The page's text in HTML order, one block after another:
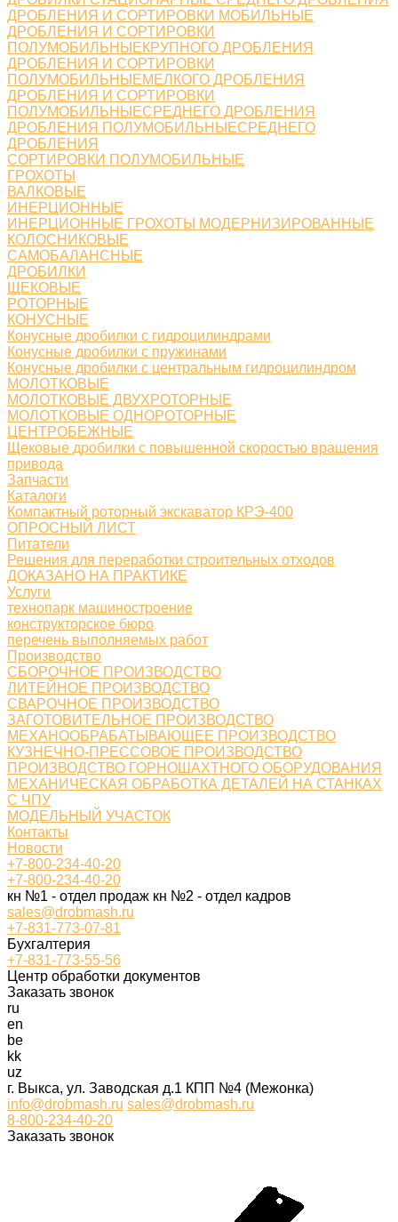
ДРОБЛЕНИЯ И СОРТИРОВКИ МОБИЛЬНЫЕ
ДРОБЛЕНИЯ И СОРТИРОВКИ
ПОЛУМОБИЛЬНЫЕКРУПНОГО ДРОБЛЕНИЯ
ДРОБЛЕНИЯ И СОРТИРОВКИ
ПОЛУМОБИЛЬНЫЕМЕЛКОГО ДРОБЛЕНИЯ
ДРОБЛЕНИЯ И СОРТИРОВКИ
ПОЛУМОБИЛЬНЫЕСРЕДНЕГО ДРОБЛЕНИЯ
ДРОБЛЕНИЯ ПОЛУМОБИЛЬНЫЕСРЕДНЕГО
ДРОБЛЕНИЯ
СОРТИРОВКИ ПОЛУМОБИЛЬНЫЕ
ГРОХОТЫ
ВАЛКОВЫЕ
ИНЕРЦИОННЫЕ
ИНЕРЦИОННЫЕ ГРОХОТЫ МОДЕРНИЗИРОВАННЫЕ
КОЛОСНИКОВЫЕ
САМОБАЛАНСНЫЕ
ДРОБИЛКИ
ЩЕКОВЫЕ
РОТОРНЫЕ
КОНУСНЫЕ
Конусные дробилки с гидроцилиндрами
Конусные дробилки с пружинами
Конусные дробилки с центральным гидроцилиндром
МОЛОТКОВЫЕ
МОЛОТКОВЫЕ ДВУХРОТОРНЫЕ
МОЛОТКОВЫЕ ОДНОРОТОРНЫЕ
ЦЕНТРОБЕЖНЫЕ
Щековые дробилки с повышенной скоростью вращения
привода
Запчасти
Каталоги
Компактный роторный экскаватор КРЭ-400
ОПРОСНЫЙ ЛИСТ
Питатели
Решения для переработки строительных отходов
ДОКАЗАНО НА ПРАКТИКЕ
Услуги
технопарк машиностроение
конструкторское бюро
перечень выполняемых работ
Производство
СБОРОЧНОЕ ПРОИЗВОДСТВО
ЛИТЕЙНОЕ ПРОИЗВОДСТВО
СВАРОЧНОЕ ПРОИЗВОДСТВО
ЗАГОТОВИТЕЛЬНОЕ ПРОИЗВОДСТВО
МЕХАНООБРАБАТЫВАЮЩЕЕ ПРОИЗВОДСТВО
КУЗНЕЧНО-ПРЕССОВОЕ ПРОИЗВОДСТВО
ПРОИЗВОДСТВО ГОРНОШАХТНОГО ОБОРУДОВАНИЯ
МЕХАНИЧЕСКАЯ ОБРАБОТКА ДЕТАЛЕЙ НА СТАНКАХ
С ЧПУ
МОДЕЛЬНЫЙ УЧАСТОК
Контакты
Новости
+7-800-234-40-20
+7-800-234-40-20
кн №1 - отдел продаж кн №2 - отдел кадров
sales@drobmash.ru
+7-831-773-07-81
Бухгалтерия
+7-831-773-55-56
Центр обработки документов
Заказать звонок
ru
en
be
kk
uz
г. Выкса, ул. Заводская д.1 КПП №4 (Межонка)
info@drobmash.ru sales@drobmash.ru
8-800-234-40-20
Заказать звонок